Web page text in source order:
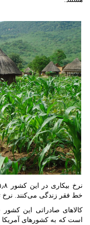
خط فقر زندگی می‌کنند. نرخ تورم در سال ۲۰۰۷
کالاهای صادراتی این